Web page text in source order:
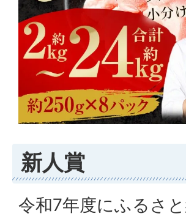
新人賞
令和7年度にふるさ